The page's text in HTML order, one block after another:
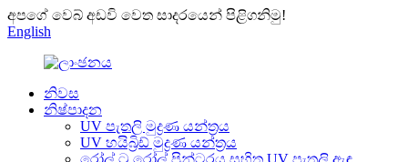
අපගේ වෙබ් අඩවි වෙත සාදරයෙන් පිළිගනිමු!
English
නිවස
නිෂ්පාදන
UV පැතලි මුද්‍රණ යන්ත්‍රය
UV හයිබ්‍රිඩ් මුද්‍රණ යන්ත්‍රය
රෝල් ටු රෝල් ප්‍රින්ටරය සහිත UV පැතලි ඇඳ